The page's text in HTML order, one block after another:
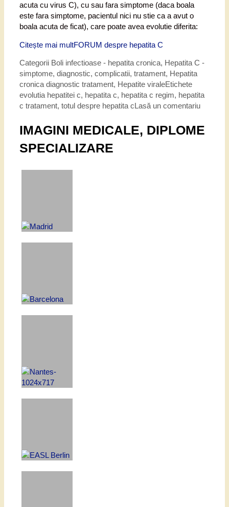
acuta cu virus C), cu sau fara simptome (daca boala
este fara simptome, pacientul nici nu stie ca a avut o
boala acuta de ficat), care poate avea evolutie diferita:
Citește mai multFORUM despre hepatita C
Categorii Boli infectioase - hepatita cronica, Hepatita C -
simptome, diagnostic, complicatii, tratament, Hepatita
cronica diagnostic tratament, Hepatite viraleEtichete
evolutia hepatitei c, hepatita c, hepatita c regim, hepatita
c tratament, totul despre hepatita cLasă un comentariu
IMAGINI MEDICALE, DIPLOME
SPECIALIZARE